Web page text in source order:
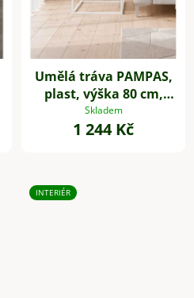
Umělá tráva PAMPAS,
plast, výška 80 cm,
zelená
Skladem
1 244 Kč
INTERIÉR